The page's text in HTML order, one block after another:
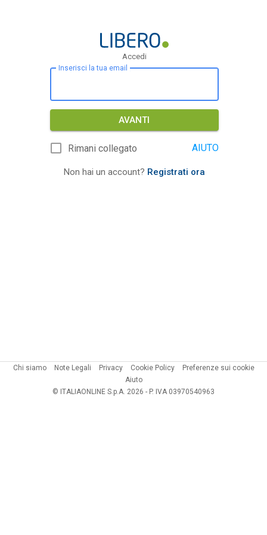
Accedi
Inserisci la tua email
AVANTI
Rimani collegato AIUTO
Non hai un account? Registrati ora
Chi siamo Note Legali Privacy Cookie Policy
Preferenze sui cookie
Aiuto
© ITALIAONLINE S.p.A. 2026 - P. IVA 03970540963